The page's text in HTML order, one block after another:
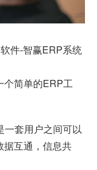
件-智赢ERP系统
个简单的ERP工
一套用户之间可以
据互通，信息共